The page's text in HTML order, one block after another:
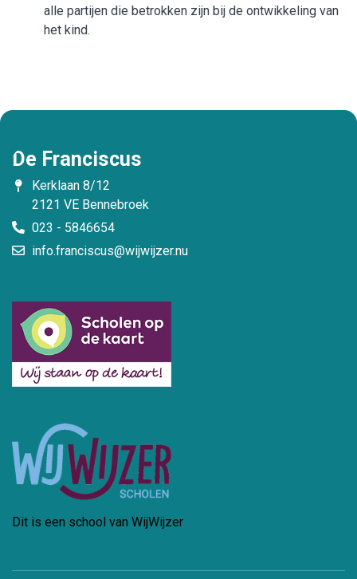
alle partijen die betrokken zijn bij de ontwikkeling van
het kind.
De Franciscus
Kerklaan 8/12
2121 VE Bennebroek
023 - 5846654
info.franciscus@wijwijzer.nu
Dit is een school van WijWijzer